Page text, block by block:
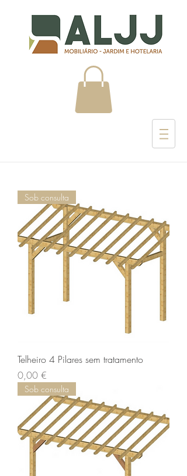
Sob consulta
Telheiro 4 Pilares sem tratamento
Preço
0,00 €
Sob consulta